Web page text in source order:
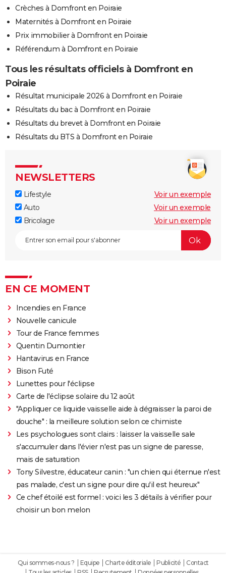
Crèches à Domfront en Poiraie
Maternités à Domfront en Poiraie
Prix immobilier à Domfront en Poiraie
Référendum à Domfront en Poiraie
Tous les résultats officiels à Domfront en
Poiraie
Résultat municipale 2026 à Domfront en Poiraie
Résultats du bac à Domfront en Poiraie
Résultats du brevet à Domfront en Poiraie
Résultats du BTS à Domfront en Poiraie
NEWSLETTERS
Lifestyle
Voir un exemple
Auto
Voir un exemple
Bricolage
Voir un exemple
EN CE MOMENT
Incendies en France
Nouvelle canicule
Tour de France femmes
Quentin Dumontier
Hantavirus en France
Bison Futé
Lunettes pour l'éclipse
Carte de l'éclipse solaire du 12 août
"Appliquer ce liquide vaisselle aide à dégraisser la paroi de
douche" : la meilleure solution selon ce chimiste
Les psychologues sont clairs : laisser la vaisselle sale
s'accumuler dans l'évier n'est pas un signe de paresse,
mais de saturation
Tony Silvestre, éducateur canin : "un chien qui éternue n'est
pas malade, c'est un signe pour dire qu'il est heureux"
Ce chef étoilé est formel : voici les 3 détails à vérifier pour
choisir un bon melon
Qui sommes-nous ? Equipe Charte éditoriale Publicité
Contact